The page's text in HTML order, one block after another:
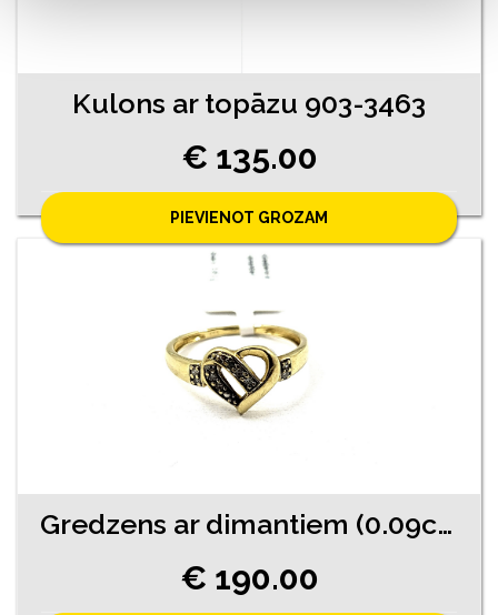
Kulons ar topāzu 903-3463
€ 135.00
PIEVIENOT GROZAM
Gredzens ar dimantiem (0.09ct) 2740-4561
€ 190.00